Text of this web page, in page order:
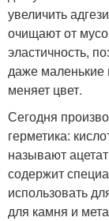
увеличить
очищают от
эластичность,
даже
меняет цвет.
Сегодня
герметика:
называют
содержит
использовать
для камня и